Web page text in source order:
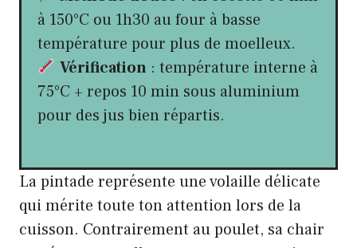
à 150°C ou 1h30 au four à basse
température pour plus de moelleux.
Vérification: température interne à
75°C + repos 10 min sous aluminium
pour des jus bien répartis.
La pintade représente une volaille délicate
qui mérite toute ton attention lors de la
cuisson. Contrairement au poulet, sa chair